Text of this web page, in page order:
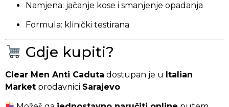
Namjena: jačanje kose i smanjenje opadanja
Formula: klinički testirana
Gdje kupiti?
Clear Men Anti Caduta dostupan je u Italian
Market prodavnici Sarajevo